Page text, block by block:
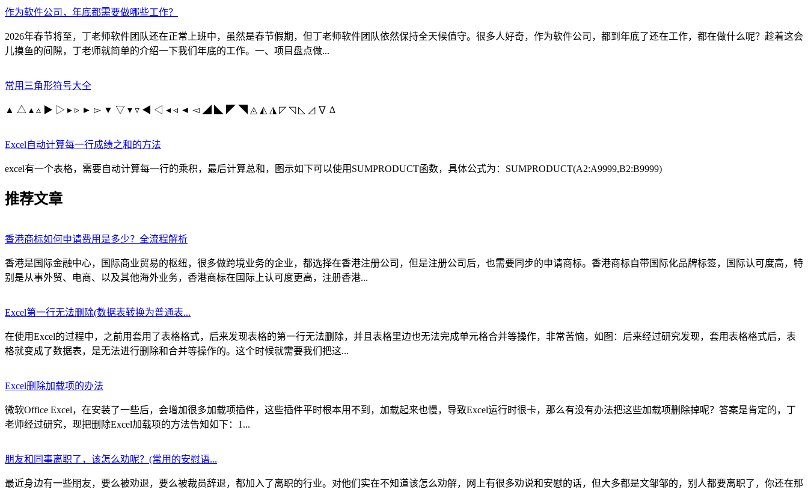
作为软件公司，年底都需要做哪些工作？
2026年春节将至，丁老师软件团队还在正常上班中，虽然是春节假期，但丁老师软件团队依然保持全天候值守。很多人好奇，作为软件公司，都到年底了还在工作，都在做什么呢？趁着这会
儿摸鱼的间隙，丁老师就简单的介绍一下我们年底的工作。一、项目盘点做...
常用三角形符号大全
▲ △ ▴ ▵ ▶ ▷ ▸ ▹ ► ▻ ▼ ▽ ▾ ▿ ◀ ◁ ◂ ◃ ◄ ◅ ◢ ◣ ◤ ◥ ◬ ◭ ◮ ◸ ◹ ◺ ◿ ∇ ∆
Excel自动计算每一行成绩之和的方法
excel有一个表格，需要自动计算每一行的乘积，最后计算总和，图示如下可以使用SUMPRODUCT函数，具体公式为：SUMPRODUCT(A2:A9999,B2:B9999)
推荐文章
香港商标如何申请费用是多少？全流程解析
香港是国际金融中心，国际商业贸易的枢纽，很多做跨境业务的企业，都选择在香港注册公司，但是注册公司后，也需要同步的申请商标。香港商标自带国际化品牌标签，国际认可度高，特
别是从事外贸、电商、以及其他海外业务，香港商标在国际上认可度更高，注册香港...
Excel第一行无法删除(数据表转换为普通表...
在使用Excel的过程中，之前用套用了表格格式，后来发现表格的第一行无法删除，并且表格里边也无法完成单元格合并等操作，非常苦恼，如图：后来经过研究发现，套用表格格式后，表
格就变成了数据表，是无法进行删除和合并等操作的。这个时候就需要我们把这...
Excel删除加载项的办法
微软Office Excel，在安装了一些后，会增加很多加载项插件，这些插件平时根本用不到，加载起来也慢，导致Excel运行时很卡，那么有没有办法把这些加载项删除掉呢？答案是肯定的，丁
老师经过研究，现把删除Excel加载项的方法告知如下：1...
朋友和同事离职了，该怎么劝呢？(常用的安慰语...
最近身边有一些朋友，要么被劝退，要么被裁员辞退，都加入了离职的行业。对他们实在不知道该怎么劝解，网上有很多劝说和安慰的话，但大多都是文邹邹的，别人都要离职了，你还在那